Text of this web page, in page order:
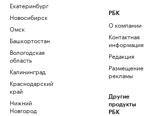
Екатеринбург
Новосибирск
Омск
Башкортостан
Вологодская
область
Калининград
Краснодарский
край
Нижний
Новгород
РБК
О компании
Контактная
информация
Редакция
Размещение
рекламы
Другие
продукты
РБК